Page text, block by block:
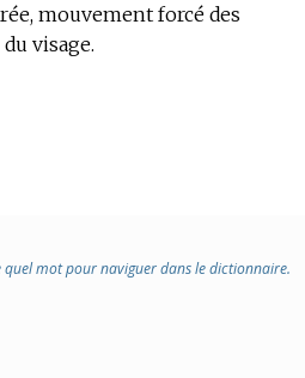
mouvement forcé des
visage.
quel mot pour naviguer dans le dictionnaire.